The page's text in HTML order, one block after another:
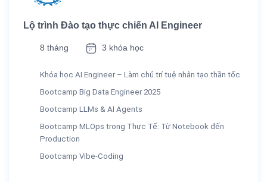
Lộ trình Đào tạo thực chiến AI Engineer
8 tháng 3 khóa học
Khóa học AI Engineer – Làm chủ trí tuệ nhân tạo thần tốc
Bootcamp Big Data Engineer 2025
Bootcamp LLMs & AI Agents
Bootcamp MLOps trong Thực Tế: Từ Notebook đến
Production
Bootcamp Vibe-Coding